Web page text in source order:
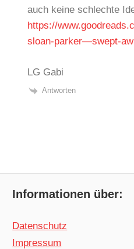
auch keine schlechte
https://
sloan-parker—swept-
LG Gabi
Antworten
Informationen über:
Datenschutz
Impressum